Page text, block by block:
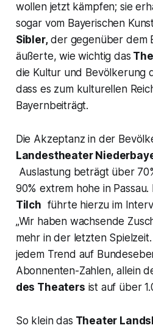
wollen jetzt kämpfen; sie
sogar vom Bayerischen
Sibler,der gegenüber dem
äußerte, wie wichtig das
die Kultur und Bevölkerung
dass es zum kulturellen
Bayernbeiträgt.
Die Akzeptanz in der
Landestheater
Auslastung beträgt über
90% extrem hohe in
Tilch führte hierzu im
„Wir haben wachsende
mehr in der letzten
jedem Trend auf
Abonnenten-Zahlen, allein
des Theaters ist auf über
So klein das Theater